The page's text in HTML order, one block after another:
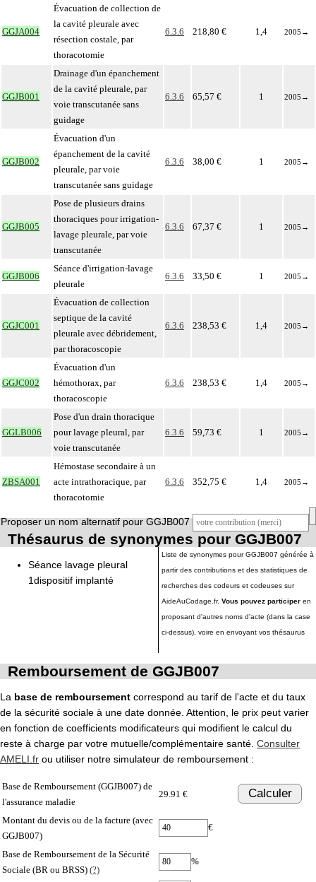
GGJA004
Évacuation de collection de
la cavité pleurale avec
résection costale, par
thoracotomie
6.3.6 218,80 € 1,4 2005 →
GGJB001
Drainage d'un épanchement
de la cavité pleurale, par
voie transcutanée sans
guidage
6.3.6 65,57 € 1 2005 →
GGJB002
Évacuation d'un
épanchement de la cavité
pleurale, par voie
transcutanée sans guidage
6.3.6 38,00 € 1 2005 →
GGJB005
Pose de plusieurs drains
thoraciques pour irrigation-
lavage pleurale, par voie
transcutanée
6.3.6 67,37 € 1 2005 →
GGJB006
Séance d'irrigation-lavage
pleurale
6.3.6 33,50 € 1 2005 →
GGJC001
Évacuation de collection
septique de la cavité
pleurale avec débridement,
par thoracoscopie
6.3.6 238,53 € 1,4 2005 →
GGJC002
Évacuation d'un
hémothorax, par
thoracoscopie
6.3.6 238,53 € 1,4 2005 →
GGLB006
Pose d'un drain thoracique
pour lavage pleural, par
voie transcutanée
6.3.6 59,73 € 1 2005 →
ZBSA001
Hémostase secondaire à un
acte intrathoracique, par
thoracotomie
6.3.6 352,75 € 1,4 2005 →
Proposer un nom alternatif pour GGJB007
Thésaurus de synonymes pour GGJB007
Séance lavage pleural
1dispositif implanté
Liste de synonymes pour GGJB007 générée à
partir des contributions et des statistiques de
recherches des codeurs et codeuses sur
AideAuCodage.fr. Vous pouvez participer en
proposant d'autres noms d'acte (dans la case
ci-dessus), voire en envoyant vos thésaurus
Remboursement de GGJB007
La base de remboursement correspond au tarif de l'acte et du taux
de la sécurité sociale à une date donnée. Attention, le prix peut varier
en fonction de coefficients modificateurs qui modifient le calcul du
reste à charge par votre mutuelle/complémentaire santé. Consulter
AMELI.fr ou utiliser notre simulateur de remboursement :
Base de Remboursement (GGJB007) de
l'assurance maladie
29.91 € Calculer
Montant du devis ou de la facture (avec
GGJB007)
€
Base de Remboursement de la Sécurité
Sociale (BR ou BRSS) (?)
%